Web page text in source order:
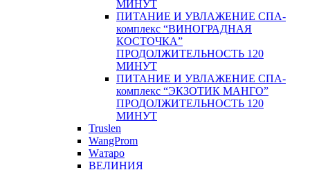
МИНУТ
ПИТАНИЕ И УВЛАЖЕНИЕ СПА-
комплекс “ВИНОГРАДНАЯ
КОСТОЧКА”
ПРОДОЛЖИТЕЛЬНОСТЬ 120
МИНУТ
ПИТАНИЕ И УВЛАЖЕНИЕ СПА-
комплекс “ЭКЗОТИК МАНГО”
ПРОДОЛЖИТЕЛЬНОСТЬ 120
МИНУТ
Truslen
WangProm
Wатаро
ВЕЛИНИЯ